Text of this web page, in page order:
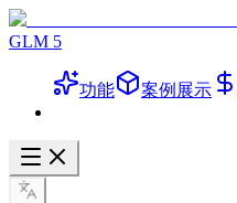
GLM 5
功能 案例展示